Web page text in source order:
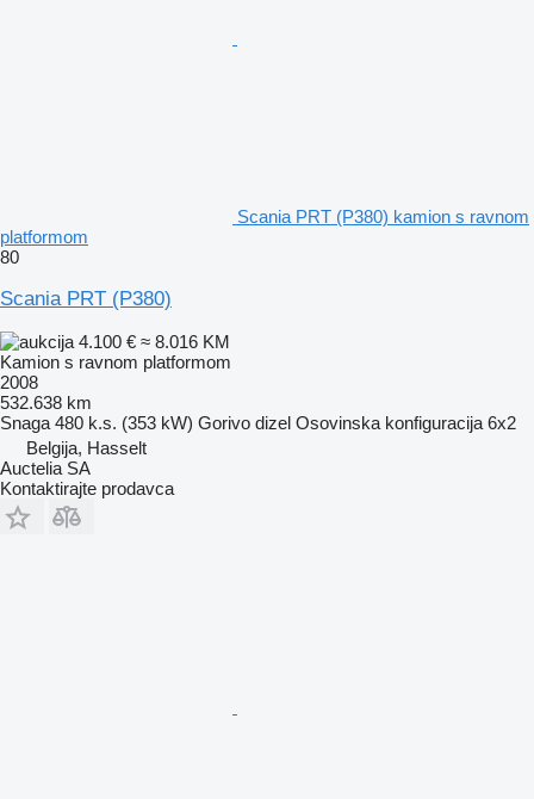
Scania PRT (P380) kamion s ravnom
platformom
80
Scania PRT (P380)
4.100 € ≈ 8.016 KM
Kamion s ravnom platformom
2008
532.638 km
Snaga 480 k.s. (353 kW) Gorivo dizel Osovinska konfiguracija 6x2
Belgija, Hasselt
Auctelia SA
Kontaktirajte prodavca